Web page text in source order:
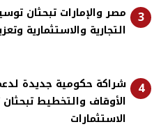
3
مصر والإمارات تبحثان
التجارية والاستثمارية
4
شراكة حكومية جديدة
الأوقاف والتخطيط
الاستثمارات